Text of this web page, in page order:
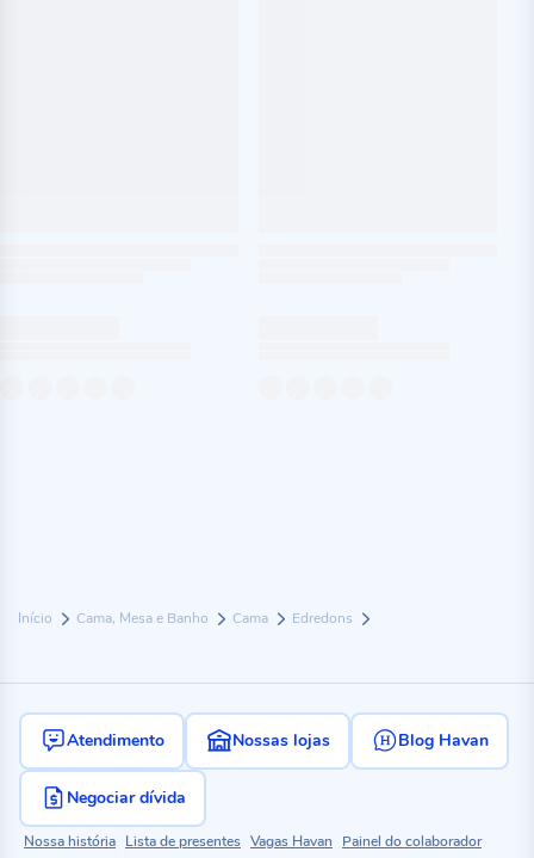
Início Cama, Mesa e Banho Cama Edredons
Atendimento Nossas lojas Blog Havan
Negociar dívida
Nossa história Lista de presentes Vagas Havan Painel do colaborador